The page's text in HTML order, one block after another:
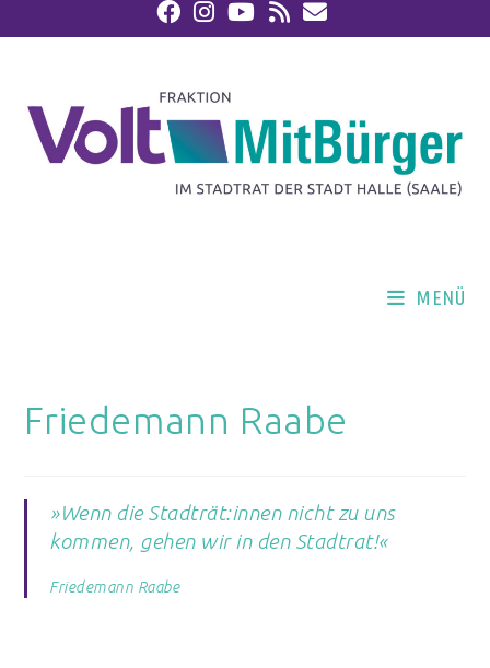
MENÜ
Friedemann Raabe
»Wenn die Stadträt:innen nicht zu uns
kommen, gehen wir in den Stadtrat!«
Friedemann Raabe